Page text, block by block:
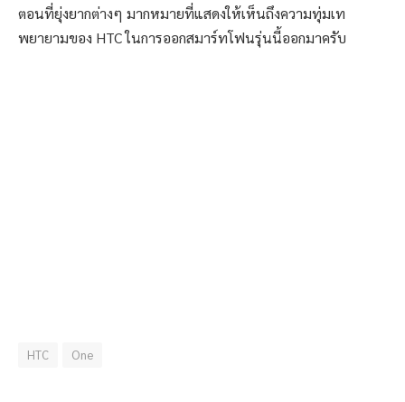
ตอนที่ยุ่งยากต่างๆ มากหมายที่แสดงให้เห็นถึงความทุ่มเท
พยายามของ HTC ในการออกสมาร์ทโฟนรุ่นนี้ออกมาครับ
HTC One